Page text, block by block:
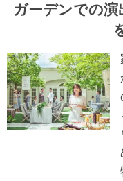
ガーデンでの演